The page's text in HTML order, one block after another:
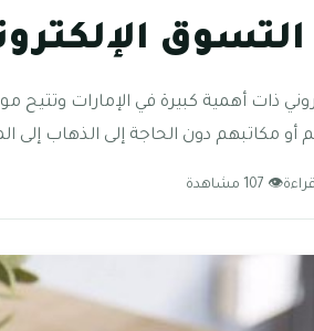
الإلكتروني
ذات أهمية كبيرة في الإمارات وتتيح
مكاتبهم دون الحاجة إلى الذهاب إلى
👁 107 مشاهدة